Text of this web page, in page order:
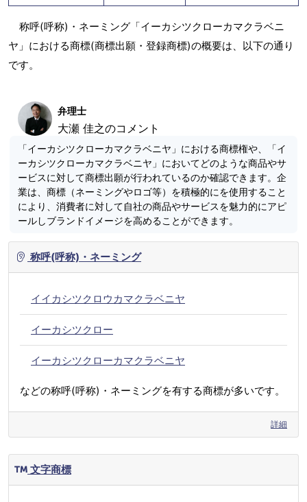
称呼(呼称)・ネーミング「イーカシツクローカマクラベニ
ヤ」における商標(商標出願・登録商標)の概要は、以下の通り
です。
弁理士
大瀬 佳之のコメント
「イーカシツクローカマクラベニヤ」における商標権や、「イ
ーカシツクローカマクラベニヤ」においてどのような商品やサ
ービスに対して商標出願が行われているのか確認できます。企
業は、商標（ネーミングやロゴ等）を積極的にを使用すること
により、消費者に対して自社の商品やサービスを魅力的にアピ
ールしブランドイメージを高めることができます。
称呼(呼称)・ネーミング
イイカシツクロウカマクラベニヤ
イーカシツクロー
イーカシツクローカマクラベニヤ
などの称呼(呼称)・ネーミングを有する商標が多いです。
詳細
文字商標